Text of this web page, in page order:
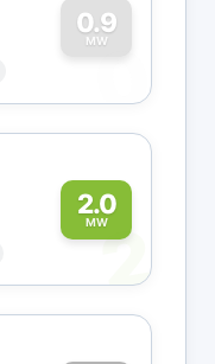
0.9
MW
0
2.0
MW2